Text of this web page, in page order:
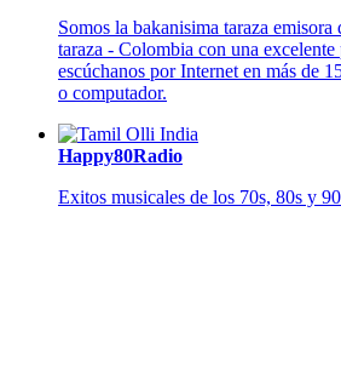
Somos la bakanisima taraza emisora
taraza - Colombia con una
escúchanos por Internet en más de
o computador.
Happy80Radio
Exitos musicales de los 70s, 80s y